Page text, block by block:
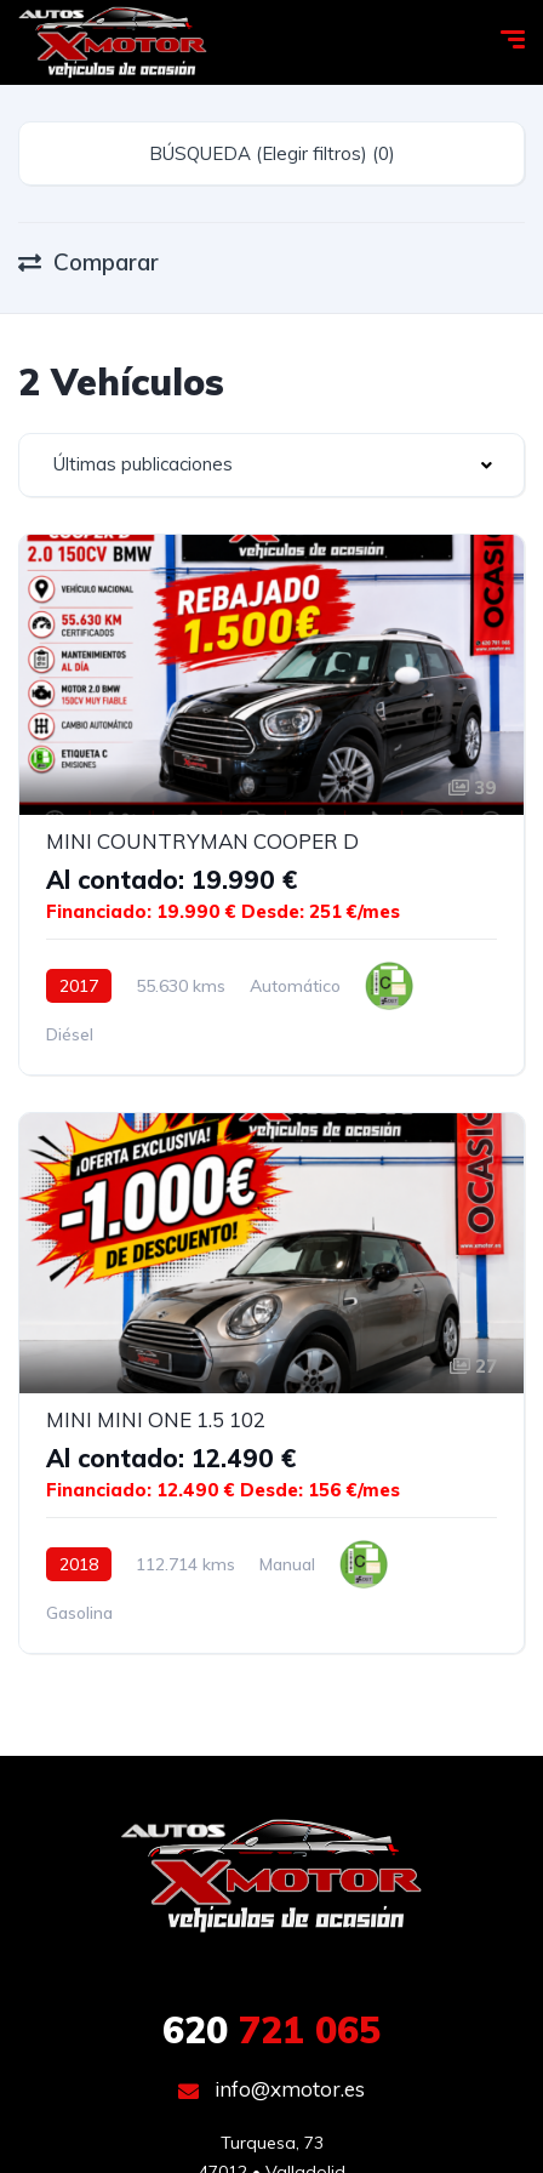
BÚSQUEDA (Elegir filtros) (0)
Comparar
2 Vehículos
Últimas publicaciones
39
MINI COUNTRYMAN COOPER D
Al contado: 19.990 €
Financiado: 19.990 € Desde: 251 €/mes
2017 55.630 kms Automático
Diésel
27
MINI MINI ONE 1.5 102
Al contado: 12.490 €
Financiado: 12.490 € Desde: 156 €/mes
2018 112.714 kms Manual
Gasolina
620 721 065
info@xmotor.es
Turquesa, 73